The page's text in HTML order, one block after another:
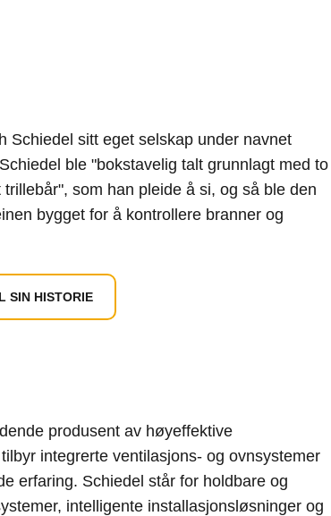
Schiedel sitt eget selskap under navnet
ble "bokstavelig talt grunnlagt med to
som han pleide å si, og så ble den
bygget for å kontrollere branner og
SIN HISTORIE
produsent av høyeffektive
integrerte ventilasjons- og ovnsystemer
erfaring. Schiedel står for holdbare og
intelligente installasjonsløsninger og